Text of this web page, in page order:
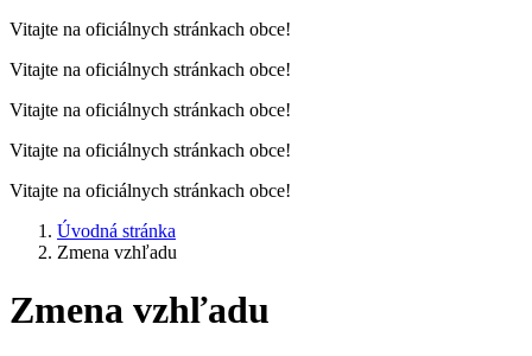
Vitajte na oficiálnych stránkach obce!
Vitajte na oficiálnych stránkach obce!
Vitajte na oficiálnych stránkach obce!
Vitajte na oficiálnych stránkach obce!
Vitajte na oficiálnych stránkach obce!
Úvodná stránka
Zmena vzhľadu
Zmena vzhľadu